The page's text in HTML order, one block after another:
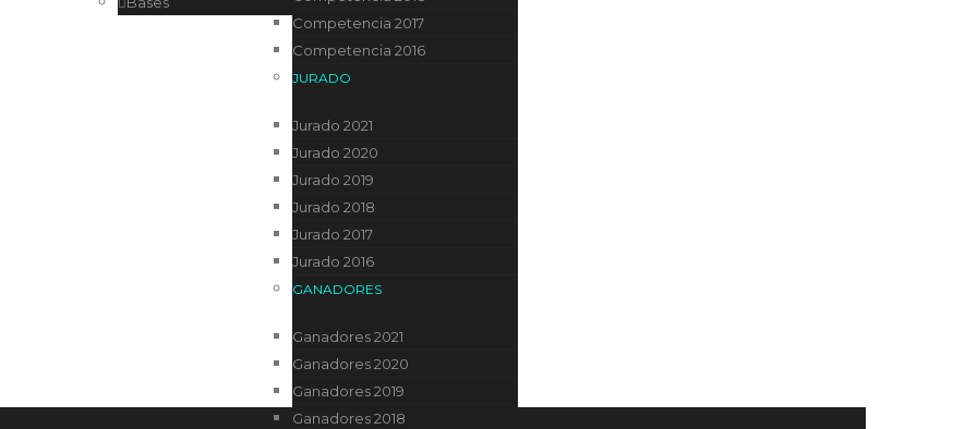
Competencia 2017
Competencia 2016
JURADO
Jurado 2021
Jurado 2020
Jurado 2019
Jurado 2018
Jurado 2017
Jurado 2016
GANADORES
Ganadores 2021
Ganadores 2020
Ganadores 2019
Ganadores 2018